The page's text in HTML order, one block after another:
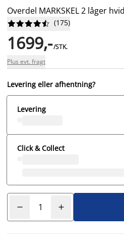
Overdel MARKSKEL 2 låger





 (175)
1699,-/STK.
Plus evt. fragt
Levering eller afhentning?
Levering
Click & Collect